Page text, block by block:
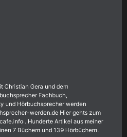
Christian Gera und dem
Fachbuch,
und Hörbuchsprecher werden
werden.de Hier gehts zum
. Hunderte Artikel aus meiner
7 Büchern und 139 Hörbüchern.